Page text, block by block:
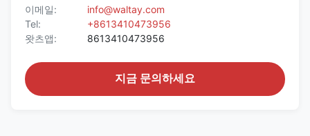
이메일:
info@waltay.com
Tel:
+8613410473956
왓츠앱:
8613410473956
지금 문의하세요